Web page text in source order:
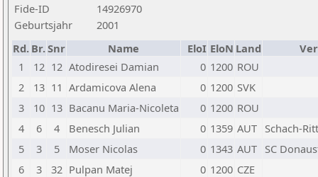
Fide-ID
14926970
Geburtsjahr
2001
Rd. Br.Snr Name EloI EloN Land
1
12 12 Atodiresei Damian 0 1200 ROU
2
13 11 Ardamicova Alena 0 1200 SVK
3
10 13 Bacanu Maria-Nicoleta 0 1200 ROU
4
6 4 Benesch Julian 0 1359 AUT Schach-
5
3 5 Moser Nicolas 0 1343 AUT SC
6
3 32 Pulpan Matej 0 1200 CZE